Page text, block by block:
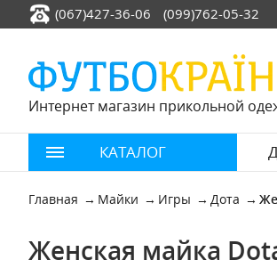
(067)427-36-06 (099)762-05-32
Интернет магазин прикольной
КАТАЛОГ
Главная Майки Игры Дота
Женская майка